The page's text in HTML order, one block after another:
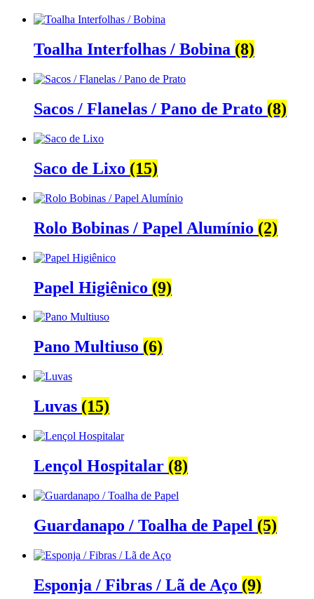
Toalha Interfolhas / Bobina (8)
Sacos / Flanelas / Pano de Prato (8)
Saco de Lixo (15)
Rolo Bobinas / Papel Alumínio (2)
Papel Higiênico (9)
Pano Multiuso (6)
Luvas (15)
Lençol Hospitalar (8)
Guardanapo / Toalha de Papel (5)
Esponja / Fibras / Lã de Aço (9)